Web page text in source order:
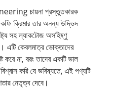
চায়না প্রস্তুতকারক
ক্রিমার তার অনন্য উদ্ভিদ
সহ ল্যাকটোজ অসহিষ্ণু
এটি কেবলমাত্র ভোক্তাদের
করে না, বরং তাদের একটি ভাল
করি যে ভবিষ্যতে, এই পণ্যটি
নেতৃত্ব দেবে।